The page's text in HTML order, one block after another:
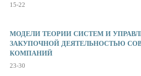
15-22
МОДЕЛИ ТЕОРИИ СИСТЕМ И
ЗАКУПОЧНОЙ ДЕЯТЕЛЬНОСТЬЮ
КОМПАНИЙ
23-30